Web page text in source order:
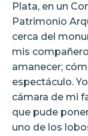
Plata, en un
Patrimonio
cerca del
mis
amanecer;
espectáculo.
cámara de mi
que pude
uno de los